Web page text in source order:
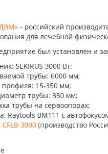
- российский
для лечебной
был установлен и
SEKIRUS 3000 Вт;
трубы: 6000 мм;
15-350 мм;
трубы: 350 мм;
трубы на сервоопорах;
Raytools BM111 с
CFLB-3000 (производство